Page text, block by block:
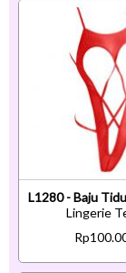
Lingerie